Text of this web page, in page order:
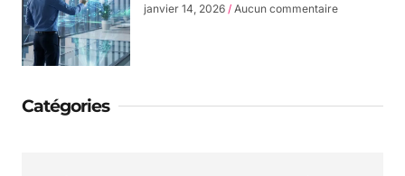
janvier 14, 2026 Aucun commentaire
Catégories